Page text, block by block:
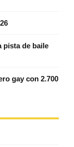
pista de baile
gay con 2.700